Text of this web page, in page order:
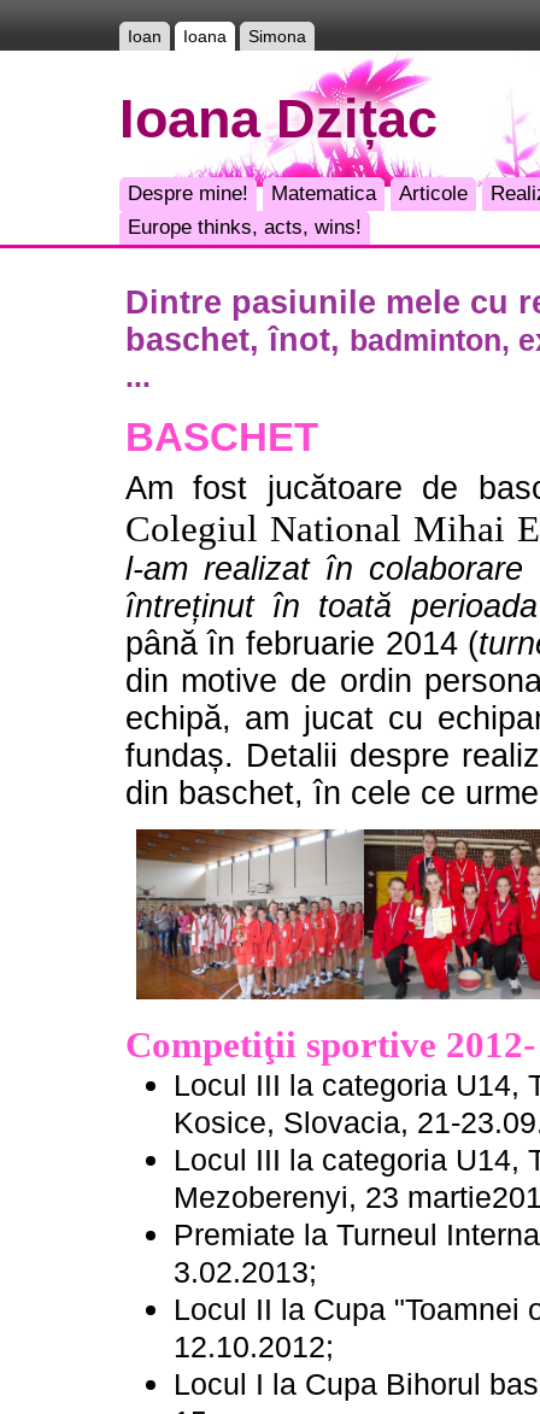
Ioan Ioana Simona
Ioana Dzițac
Despre mine! Matematica Articole
Europe thinks, acts, wins!
Dintre pasiunile mele cu
baschet, înot, badminton,
...
BASCHET
Am fost jucătoare de
Colegiul National Mihai
l-am realizat în
întreținut în toată
până în februarie 2014 (
din motive de ordin
echipă, am jucat cu
fundaș. Detalii despre
din baschet, în cele ce
Competiţii sportive 2012-
Locul III la categoria U14,
Kosice, Slovacia, 21-
Locul III la categoria U14,
Mezoberenyi, 23
Premiate la Turneul
3.02.2013;
Locul II la Cupa "Toamnei
12.10.2012;
Locul I la Cupa Bihorul